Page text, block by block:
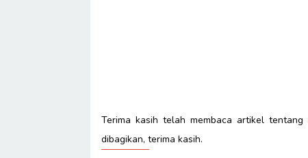
Terima kasih telah membaca artikel tentang
dibagikan, terima kasih.